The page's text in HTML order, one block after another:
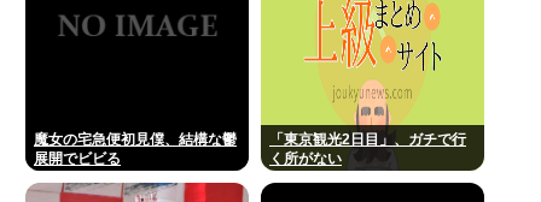
魔女の宅急便初見僕、結構な鬱
展開でビビる
「東京観光2日目」、ガチで行
く所がない